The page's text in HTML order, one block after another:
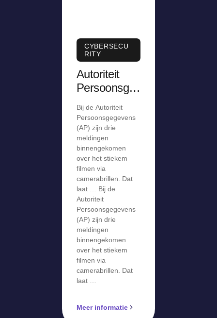
CYBERSECU
RITY
Autoriteit
Persoonsge
meldingen
over stiekem
filmen via
camerabril
Bij de Autoriteit
Persoonsgegevens
(AP) zijn drie
meldingen
binnengekomen
over het stiekem
filmen via
camerabrillen. Dat
laat … Bij de
Autoriteit
Persoonsgegevens
(AP) zijn drie
meldingen
binnengekomen
over het stiekem
filmen via
camerabrillen. Dat
laat …
Meer informatie